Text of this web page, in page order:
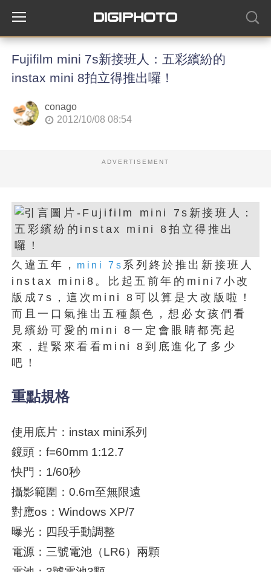
Fujifilm mini 7s新接班人：五彩繽紛的
instax mini 8拍立得推出囉！
conago
2012/10/08 08:54
ADVERTISEMENT
久違五年， mini 7s 系列終於推出新接班人
instax mini8。比起五前年的mini7小改
版成7s，這次mini 8可以算是大改版啦！
而且一口氣推出五種顏色，想必女孩們看
見繽紛可愛的mini 8一定會眼睛都亮起
來，趕緊來看看mini 8到底進化了多少
吧！
重點規格
使用底片：instax mini系列
鏡頭：f=60mm 1:12.7
快門：1/60秒
攝影範圍：0.6m至無限遠
對應os：Windows XP/7
曝光：四段手動調整
電源：三號電池（LR6）兩顆